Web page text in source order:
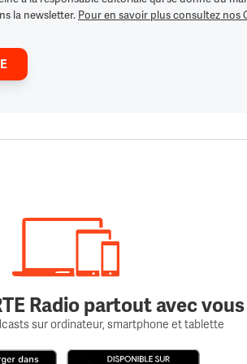
la newsletter. Pour en savoir plus consultez nos
Radio partout avec vous
sur ordinateur, smartphone et tablette